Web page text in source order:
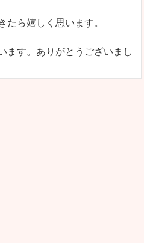
たら嬉しく思います。
ます。ありがとうございまし